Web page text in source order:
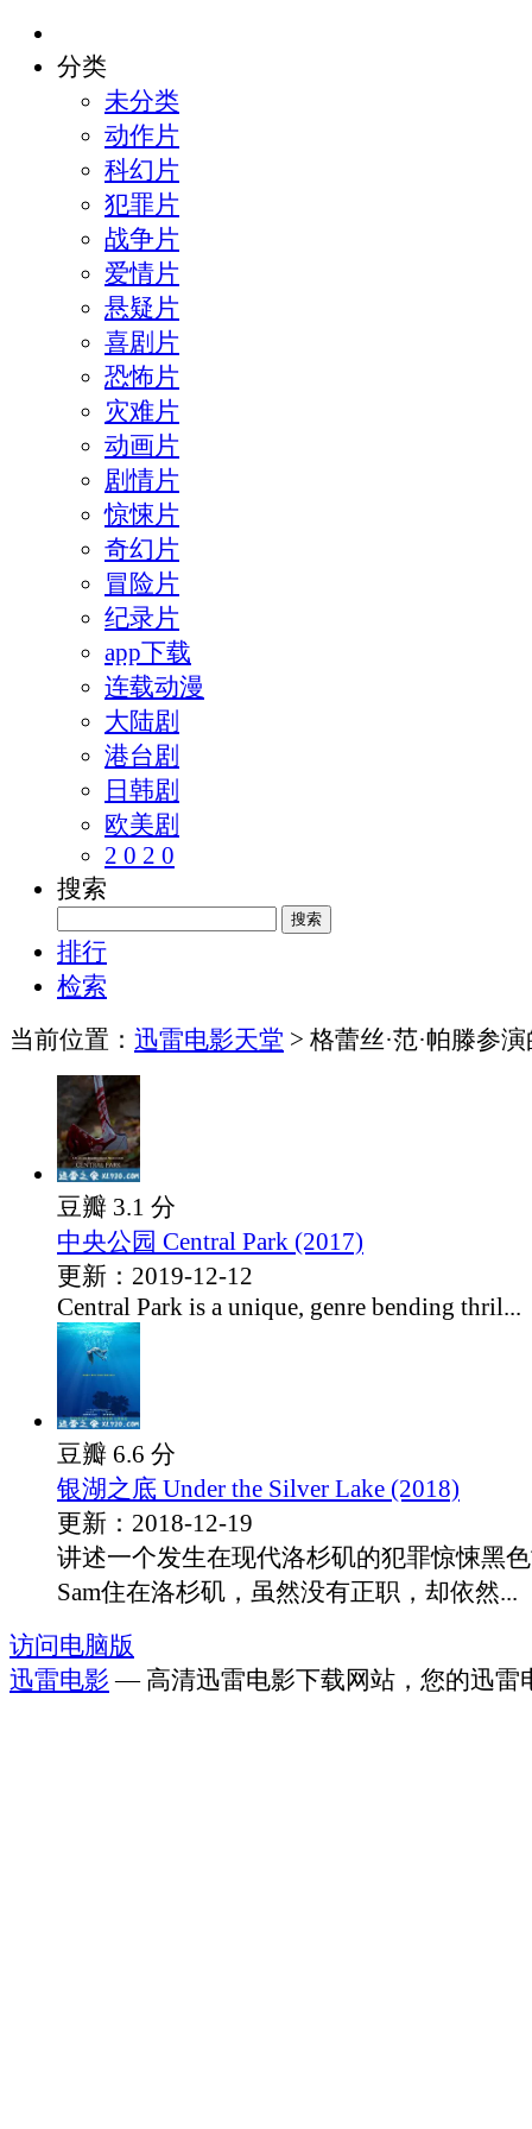
分类
未分类
动作片
科幻片
犯罪片
战争片
爱情片
悬疑片
喜剧片
恐怖片
灾难片
动画片
剧情片
惊悚片
奇幻片
冒险片
纪录片
app下载
连载动漫
大陆剧
港台剧
日韩剧
欧美剧
2 0 2 0
搜索
排行
检索
当前位置： 迅雷电影天堂 > 格蕾丝·范·帕滕参
豆瓣 3.1 分
中央公园 Central Park (2017)
更新：2019-12-12
Central Park is a unique, genre bending thril...
豆瓣 6.6 分
银湖之底 Under the Silver Lake (2018)
更新：2018-12-19
讲述一个发生在现代洛杉矶的犯罪惊悚黑
Sam住在洛杉矶，虽然没有正职，却依然...
访问电脑版
迅雷电影 — 高清迅雷电影下载网站，您的迅雷